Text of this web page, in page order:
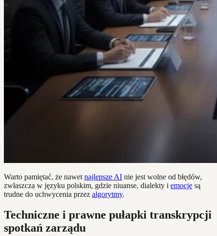
Warto pamiętać, że nawet najlepsze AI nie jest wolne od błędów,
zwłaszcza w języku polskim, gdzie niuanse, dialekty i emocje są
trudne do uchwycenia przez algorytmy.
Techniczne i prawne pułapki transkrypcji
spotkań zarządu